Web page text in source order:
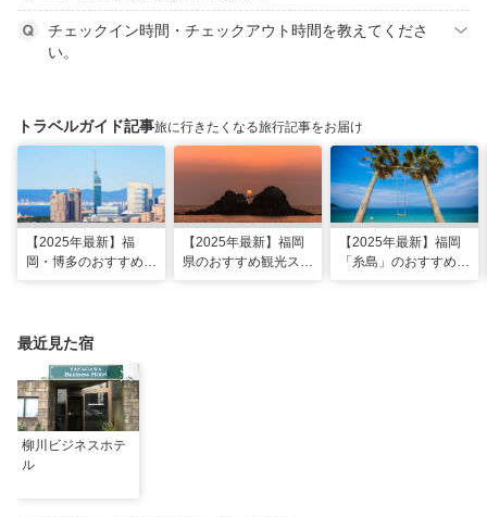
チェックイン時間・チェックアウト時間を教えてくださ
い。
トラベルガイド記事旅に行きたくなる旅行記事をお届け
【2025年最新】福
岡・博多のおすすめ観
【2025年最新】福岡
県のおすすめ観光スポ
【2025年最新】福岡
「糸島」のおすすめ観
最近見た宿
柳川ビジネスホテ
ル